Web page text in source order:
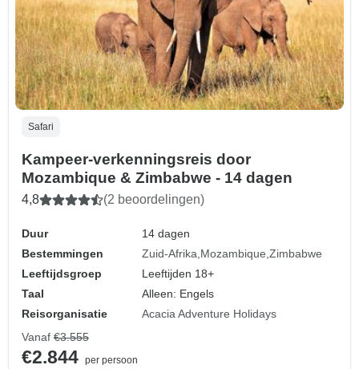
Safari
Kampeer-verkenningsreis door
Mozambique & Zimbabwe - 14 dagen
4,8 (2 beoordelingen)
Duur
14 dagen
Bestemmingen
Zuid-Afrika Mozambique Zimbabwe
Leeftijdsgroep
Leeftijden 18+
Taal
Alleen: Engels
Reisorganisatie
Acacia Adventure Holidays
Vanaf €3.555
€2.844 per persoon